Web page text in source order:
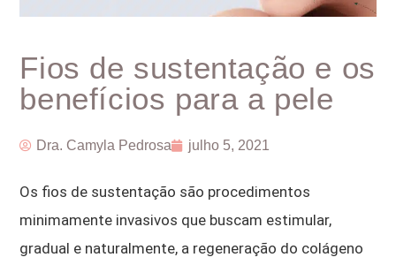
Fios de sustentação e os
benefícios para a pele
Dra. Camyla Pedrosa julho 5, 2021
Os fios de sustentação são procedimentos
minimamente invasivos que buscam estimular,
gradual e naturalmente, a regeneração do colágeno